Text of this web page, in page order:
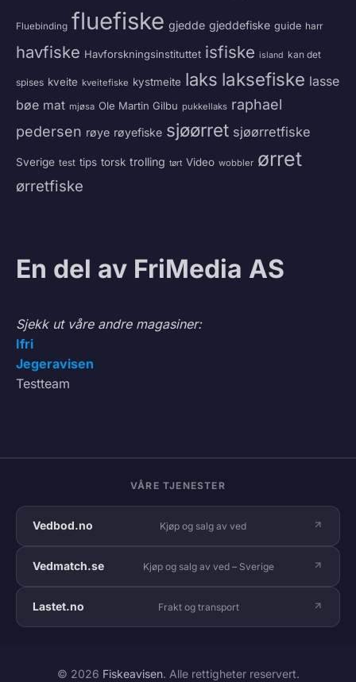
Fluebinding fluefiske gjedde gjeddefiske guide harr
havfiske Havforskningsinstituttet isfiske island kan det
spises kveite kveitefiske kystmeite laks laksefiske lasse
bøe mat mjøsa Ole Martin Gilbu pukkellaks raphael
pedersen røye røyefiske sjøørret sjøørretfiske
Sverige test tips torsk trolling tørt Video wobbler ørret
ørretfiske
En del av FriMedia AS
Sjekk ut våre andre magasiner:
Ifri
Jegeravisen
Testteam
VÅRE TJENESTER
Vedbod.no Kjøp og salg av ved
Vedmatch.se Kjøp og salg av ved – Sverige
Lastet.no Frakt og transport
© 2026 Fiskeavisen. Alle rettigheter reservert.